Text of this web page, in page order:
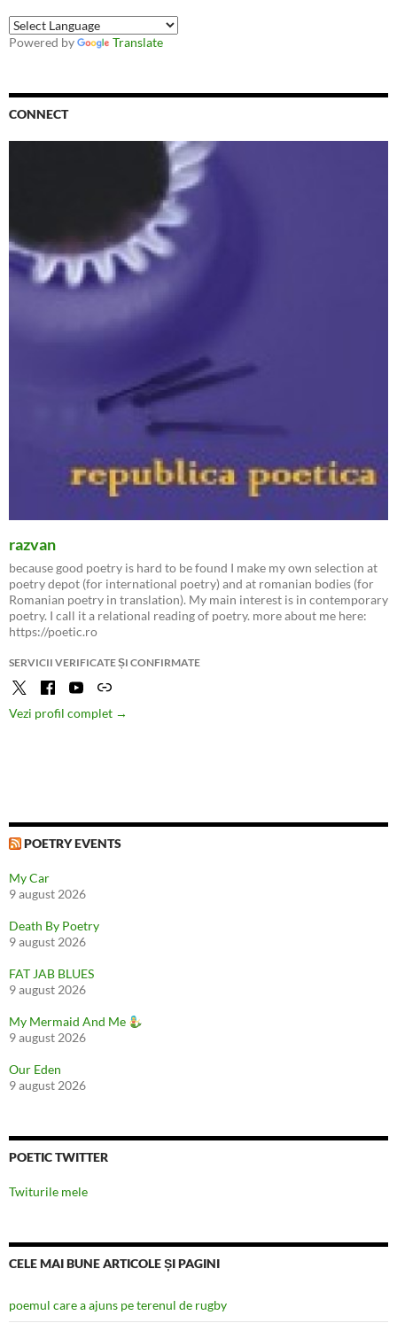
Powered by Translate
CONNECT
razvan
because good poetry is hard to be found I make my own selection at
poetry depot (for international poetry) and at romanian bodies (for
Romanian poetry in translation). My main interest is in contemporary
poetry. I call it a relational reading of poetry. more about me here:
https://poetic.ro
SERVICII VERIFICATE ȘI CONFIRMATE
Vezi profil complet →
POETRY EVENTS
My Car
9 august 2026
Death By Poetry
9 august 2026
FAT JAB BLUES
9 august 2026
My Mermaid And Me
9 august 2026
Our Eden
9 august 2026
POETIC TWITTER
Twiturile mele
CELE MAI BUNE ARTICOLE ȘI PAGINI
poemul care a ajuns pe terenul de rugby